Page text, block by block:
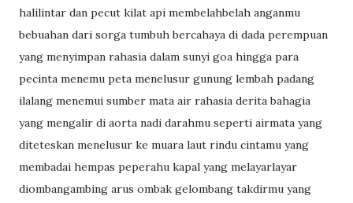
halilintar dan pecut kilat api membelahbelah anganmu
bebuahan dari sorga tumbuh bercahaya di dada perempuan
yang menyimpan rahasia dalam sunyi goa hingga para
pecinta menemu peta menelusur gunung lembah padang
ilalang menemui sumber mata air rahasia derita bahagia
yang mengalir di aorta nadi darahmu seperti airmata yang
diteteskan menelusur ke muara laut rindu cintamu yang
membadai hempas peperahu kapal yang melayarlayar
diombangambing arus ombak gelombang takdirmu yang